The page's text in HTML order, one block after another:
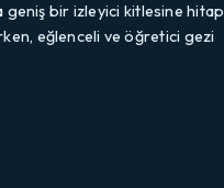
geniş bir izleyici kitlesine hitap
eğlenceli ve öğretici gezi